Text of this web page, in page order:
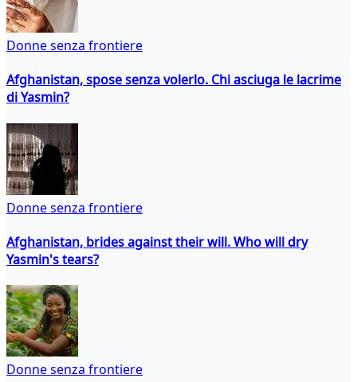
Donne senza frontiere
Afghanistan, spose senza volerlo. Chi asciuga le lacrime
di Yasmin?
Donne senza frontiere
Afghanistan, brides against their will. Who will dry
Yasmin's tears?
Donne senza frontiere